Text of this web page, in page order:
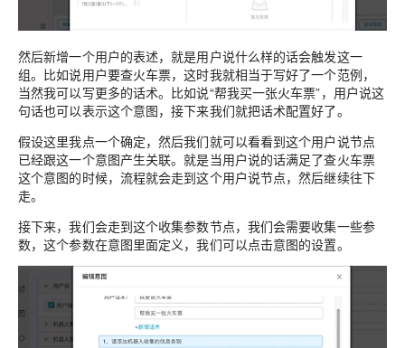
然后新增一个用户的表述，就是用户说什么样的话会触发这一
组。比如说用户要查火车票，这时我就相当于写好了一个范例，
当然我可以写更多的话术。比如说“帮我买一张火车票”，用户说这
句话也可以表示这个意图，接下来我们就把话术配置好了。
假设这里我点一个确定，然后我们就可以看看到这个用户说节点
已经跟这一个意图产生关联。就是当用户说的话满足了查火车票
这个意图的时候，流程就会走到这个用户说节点，然后继续往下
走。
接下来，我们会走到这个收集参数节点，我们会需要收集一些参
数，这个参数在意图里面定义，我们可以点击意图的设置。